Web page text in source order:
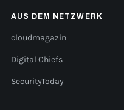
AUS DEM NETZWERK
cloudmagazin
Digital Chiefs
SecurityToday